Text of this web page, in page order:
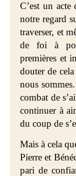
C’est un
notre regard
traverser, et
de foi à
premières et
douter de
nous
combat de
continuer à
du coup de
Mais à cela
Pierre et
pari de